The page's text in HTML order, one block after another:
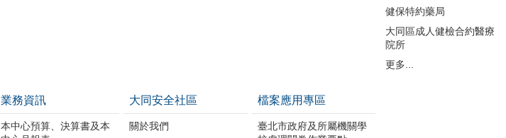
健保特約藥局
大同區成人健檢合約醫療
院所
更多...
業務資訊
本中心預算、決算書及本
大同安全社區
關於我們
檔案應用專區
臺北市政府及所屬機關學